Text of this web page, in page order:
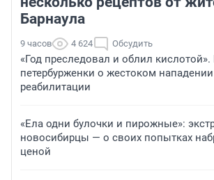
Барнаула
9 часов 4 624 Обсудить
«Год преследовал и облил кислотой».
петербурженки о жестоком
реабилитации
«Ела одни булочки и пирожные»:
новосибирцы — о своих попытках
ценой